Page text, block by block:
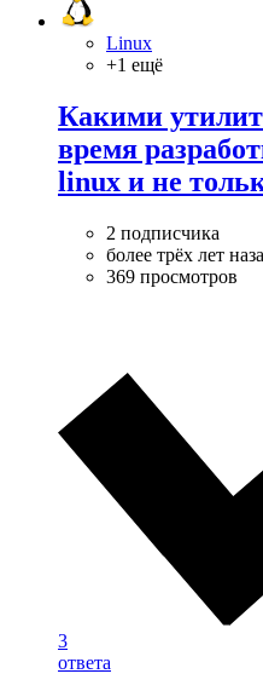
Linux
+1 ещё
Какими
время
linux и не
2 подписчика
более трёх лет
369 просмотров
3
ответа